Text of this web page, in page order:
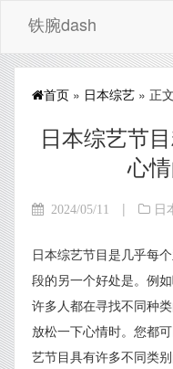
铁腕dash
首页 » 日本综艺 » 正文
日本综艺节
心
2024/05/11 | 日
日本综艺节目是几乎每
段的另一个好处是。例
许多人都在寻找不同种
放松一下心情时。您都
艺节目具有许多不同类